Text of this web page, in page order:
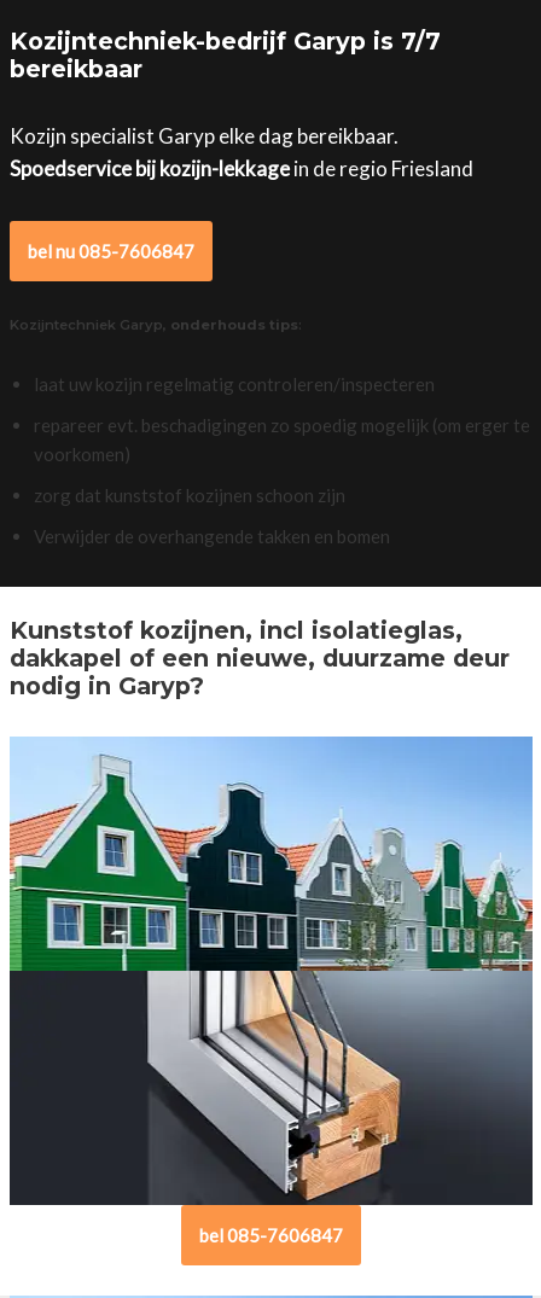
Kozijntechniek-bedrijf Garyp is 7/7
bereikbaar
Kozijn specialist Garyp elke dag bereikbaar.
Spoedservice bij kozijn-lekkagein de regio Friesland
bel nu 085-7606847
Kozijntechniek Garyp, onderhouds tips:
laat uw kozijn regelmatig controleren/inspecteren
repareer evt. beschadigingen zo spoedig mogelijk (om erger te
voorkomen)
zorg dat kunststof kozijnen schoon zijn
Verwijder de overhangende takken en bomen
Kunststof kozijnen, incl isolatieglas,
dakkapel of een nieuwe, duurzame deur
nodig in Garyp?
bel 085-7606847